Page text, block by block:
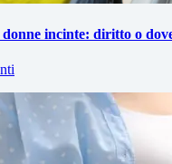
donne incinte: diritto o